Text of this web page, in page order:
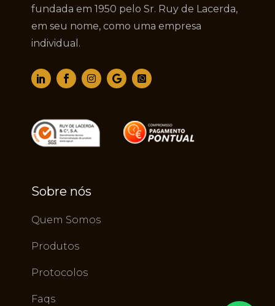
fundada em 1950 pelo Sr. Ruy de Lacerda,
em seu nome, como uma empresa
individual.
Sobre nós
Quem Somos
Produtos
Protocolos
Faqs